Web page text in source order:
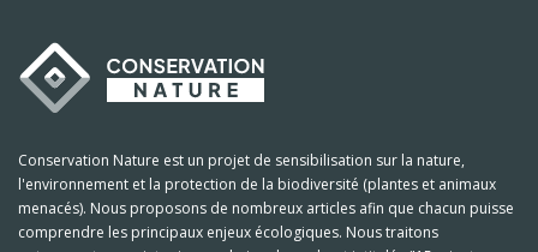
Conservation Nature est un projet de sensibilisation sur la nature,
l'environnement et la protection de la biodiversité (plantes et animaux
menacés). Nous proposons de nombreux articles afin que chacun puisse
comprendre les principaux enjeux écologiques. Nous traitons